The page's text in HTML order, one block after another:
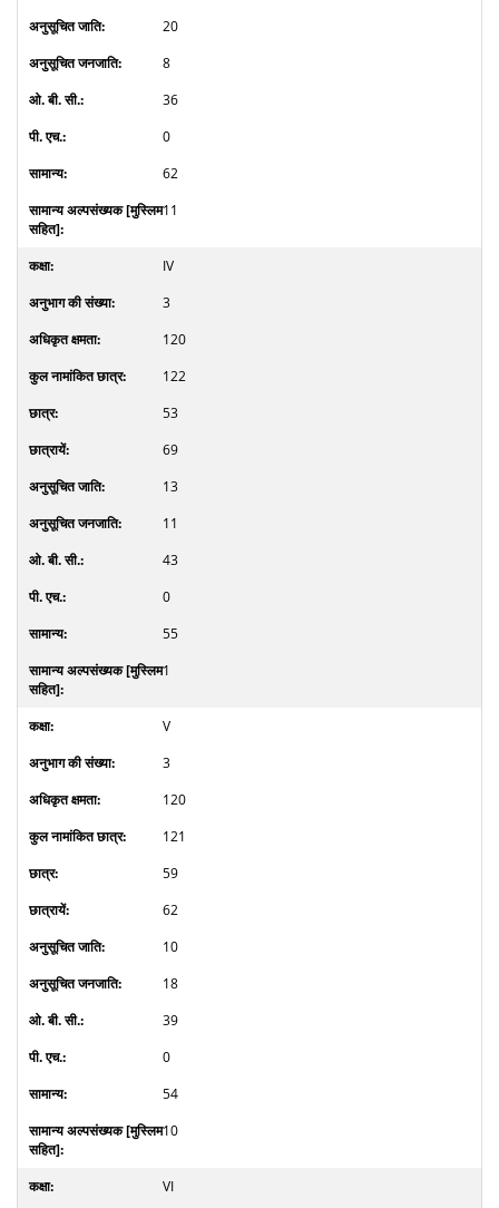
20
8
36
0
62
11
IV
3
120
122
53
69
13
11
43
0
55
1
V
3
120
121
59
62
10
18
39
0
54
10
VI